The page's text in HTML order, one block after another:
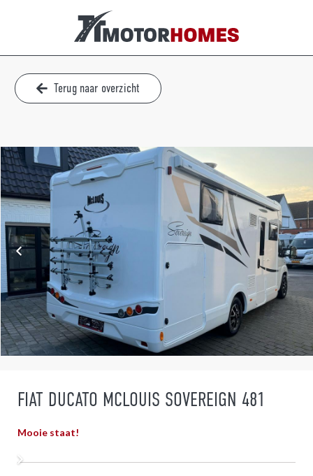
Terug naar overzicht
FIAT DUCATO MCLOUIS SOVEREIGN 481
Mooie staat!